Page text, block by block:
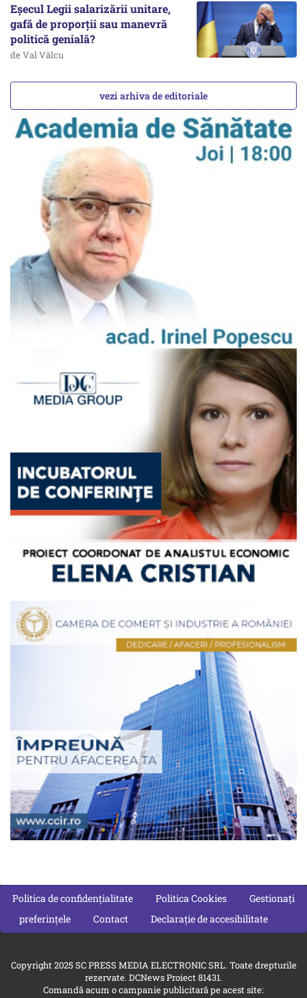
Eșecul Legii salarizării unitare,
gafă de proporții sau manevră
politică genială?
de Val Vâlcu
vezi arhiva de editoriale
Politica de confidențialitate Politica Cookies
Gestionați
preferințele
Contact Declarație de accesibilitate
Copyright 2025 SC PRESS MEDIA ELECTRONIC SRL. Toate drepturile
rezervate. DCNews Proiect 81431.
Comandă acum o campanie publicitară pe acest site: